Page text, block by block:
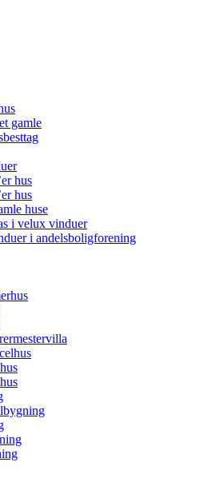
gamle
hus
hus
huse
i velux vinduer
i andelsboligforening